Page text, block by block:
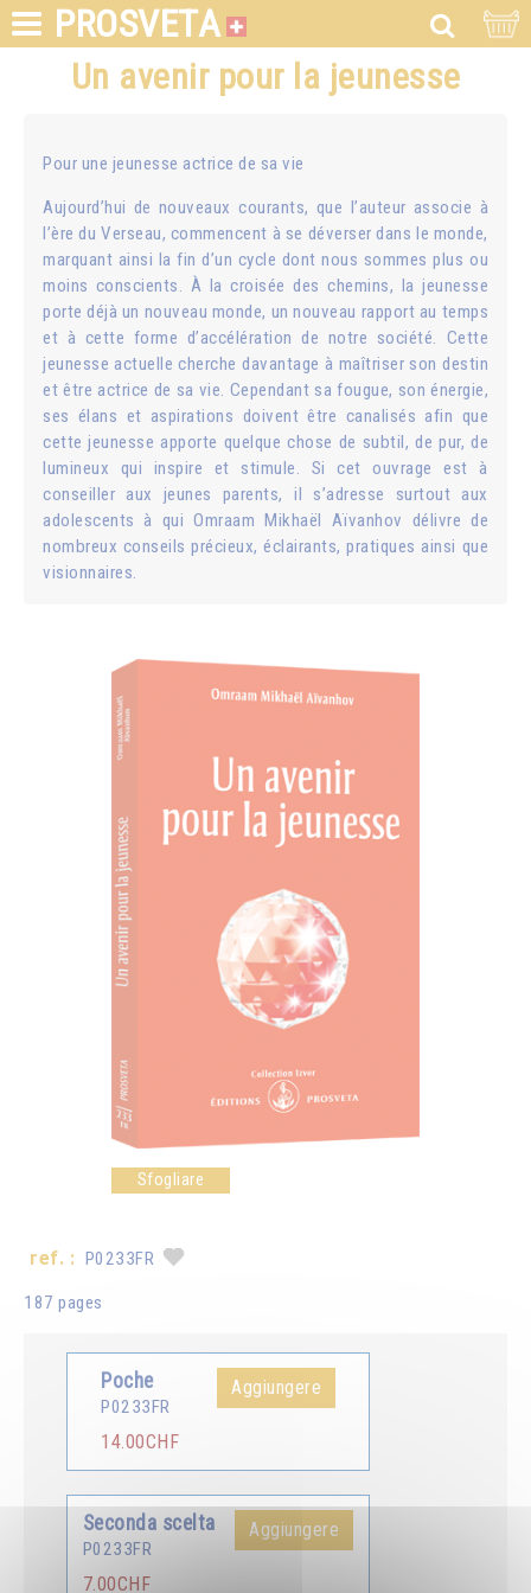
PROSVETA
Un avenir pour la jeunesse
Pour une jeunesse actrice de sa vie
Aujourd’hui de nouveaux courants, que l’auteur associe à
l’ère du Verseau, commencent à se déverser dans le monde,
marquant ainsi la fin d’un cycle dont nous sommes plus ou
moins conscients. À la croisée des chemins, la jeunesse
porte déjà un nouveau monde, un nouveau rapport au temps
et à cette forme d’accélération de notre société. Cette
jeunesse actuelle cherche davantage à maîtriser son destin
et être actrice de sa vie. Cependant sa fougue, son énergie,
ses élans et aspirations doivent être canalisés afin que
cette jeunesse apporte quelque chose de subtil, de pur, de
lumineux qui inspire et stimule. Si cet ouvrage est à
conseiller aux jeunes parents, il s’adresse surtout aux
adolescents à qui Omraam Mikhaël Aïvanhov délivre de
nombreux conseils précieux, éclairants, pratiques ainsi que
visionnaires.
Sfogliare
ref. : P0233FR
187 pages
Poche
P0233FR
14.00CHF
Aggiungere
Seconda scelta
P0233FR
7.00CHF
Aggiungere